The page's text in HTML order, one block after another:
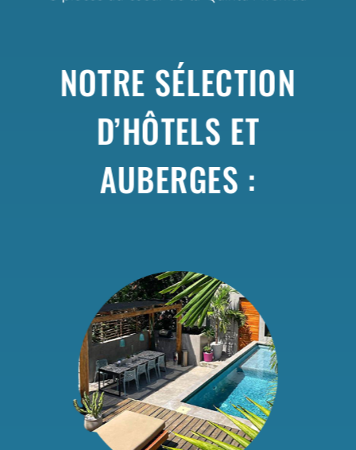
NOTRE SÉLECTION
D’HÔTELS ET
AUBERGES :